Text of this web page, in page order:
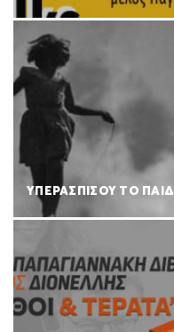
ΥΠΕΡΑΣΠΙΣΟΥ ΤΟ ΠΑΙΔΙ